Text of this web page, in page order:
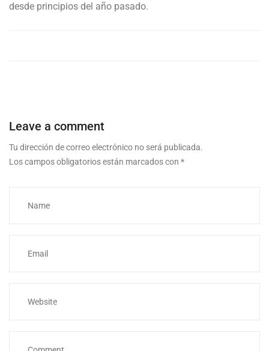
desde principios del año pasado.
Leave a comment
Tu dirección de correo electrónico no será publicada.
Los campos obligatorios están marcados con *